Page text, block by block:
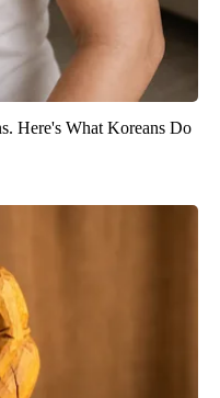
Here's What Koreans Do